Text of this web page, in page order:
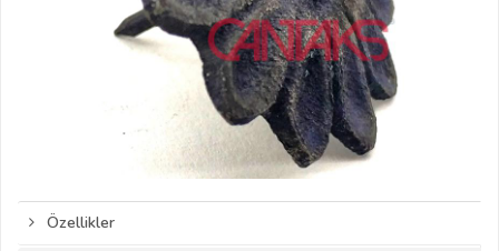
Özellikler